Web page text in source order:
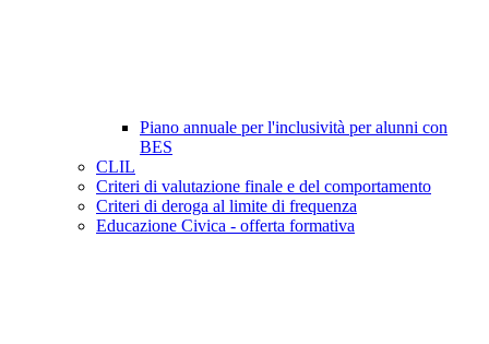
Piano annuale per l'inclusività per alunni con
BES
CLIL
Criteri di valutazione finale e del comportamento
Criteri di deroga al limite di frequenza
Educazione Civica - offerta formativa